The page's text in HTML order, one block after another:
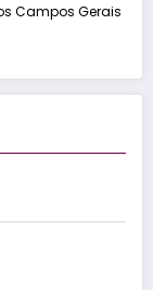
Campos Gerais